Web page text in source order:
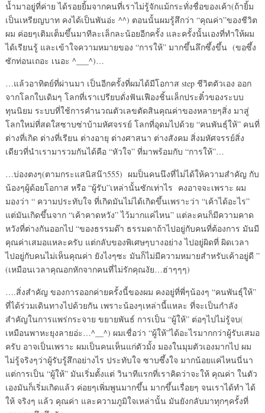
น้ำมาอยู่ที่ค่าย ได้รอยยิ้มจากคนที่เราไม่รู้จักแม้กระทั่งชื่อของเค้า(ถ้ายิ้ม
เป็นเหรียญบาท คงได้เป็นพันอ่ะ ^^) ตอนนั้นผมรู้สึกว่า “คุณค่า”ของชีวิต
ผม ค่อยๆเติมเต็มขึ้นมาทีละเล็กละน้อยอีกครั้ง และครั้งนั้นเองที่ทำให้ผม
ได้เรียนรู้ และเข้าใจความหมายของ “การให้” มากขึ้นลึกซึ้งขึ้น (ขอซึ้ง
ซักท่อนเถอะ เนอะ ^___^)…
…แล้วอาทิตย์ที่ผ่านมา เป็นอีกครั้งที่ผมได้มีโอกาส step ชีวิตตัวเอง ออก
จากโลกใบเดิมๆ โลกที่เราเปรียบดั่งฟันเฟืองชิ้นเล็กประติ๋วของระบบ
ทุนนิยม ระบบที่ใช้การคำนวณตัวเลขตัดสินคุณค่าของหลายๆสิ่ง มาสู่
โลกใหม่ที่สดใสซาบซ่าบ้ามหัศจรรย์ โลกที่อุดมไปด้วย “คนพันธุ์ให้” คนที่
ต่างที่เกิด ต่างที่เรียน ต่างอายุ ต่างศาสนา ต่างสังคม สิ่งมหัศจรรย์สิ่ง
เดียวที่นำเรามารวมกันได้คือ “หัวใจ” ที่มาพร้อมกับ “การให้”…
…บ่องตงๆ(ตามกระแสนิสน๊า555) ผมป็นคนนึงที่ไม่ได้ให้ความสำคัญ กับ
น้องๆผู้ด้อยโอกาส หรือ “ผู้รับ”เหล่านั้นซักเท่าไร คงอาจจะเพราะ ผม
มองว่า “ ความประทับใจ ที่เกิดมันไม่ได้เกิดขึ้นเพราะว่า “เค้าได้อะไร”
แต่มันเกิดขึ้นจาก “เค้าคาดหวัง” ไว้มากแค่ไหน” แต่ละคนก็มีความคาด
หวังที่ต่างกันออกไป “ของธรรมด๊า ธรรมดาถ้าไปอยู่กับคนที่ต้องการ มันมี
คุณค่าเสมอแหละครับ แต่กลับของพิเศษๆบางอย่าง ไปอยู่ผิดที่ ผิดเวลา
ไปอยู่กับคนไม่เห็นคุณค่า ยังไงๆซะ มันก็ไม่มีความหมายสำหรับเค้าอยู่ดี ”
(เหมือนเวลาคุณอกหักจากคนที่ไม่รักคุณงัย…ฮ่าๆๆๆ)
….สิ่งสำคัญ ของการออกค่ายครั้งนี้ของผม คงอยู่ที่พี่ๆน้องๆ “คนพันธุ์ให้”
ที่ได้ร่วมเดินทางไปด้วยกัน เพราะน้องๆเหล่านี้แหละ ที่จะเป็นกำลัง
สำคัญในการแพร่กระจาย ขยายพันธ์ การเป็น “ผู้ให้” ต่อๆไปไม่รู้จบ(
เหมือนพาหะยุงลายอ่ะ…^__^) ผมเชื่อว่า “ผู้ให้”ได้อะไรมากกว่าผู้รับเสมอ
ครับ อาจเป็นเพราะ ผมเป็นคนเห็นแก่ตัวมั้ง มองในมุมตัวเองมากไป ผม
ไม่รู้จริงๆว่าผู้รับรู้สึกอย่างไร ประทับใจ ซาบซึ้งใจ มากน้อยแค่ไหนนี่นา
แต่การเป็น “ผู้ให้” มันเริ่มตั้งแต่ วินาทีแรกที่เราคิดว่าจะให้ คุณค่า ในตัว
เองมันก็เริ่มเกิดแล้ว ค่อยๆเพิ่มพูนมากขึ้น มากขึ้นเรื่อยๆ จนเราได้ทำ ได้
ให้ จริงๆ แล้ว คุณค่า และความภูมิใจเหล่านั้น มันยังกลับมาทุกๆครั้งที่